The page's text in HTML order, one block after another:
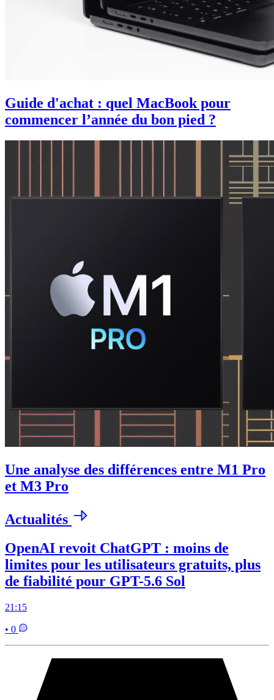
Guide d'achat : quel MacBook pour
commencer l’année du bon pied ?
Une analyse des différences entre M1 Pro
et M3 Pro
Actualités
OpenAI revoit ChatGPT : moins de
limites pour les utilisateurs gratuits, plus
de fiabilité pour GPT-5.6 Sol
21:15
• 0